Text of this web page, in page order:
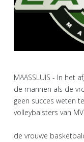
MAASSLUIS - In het
de mannen als de
geen succes weten
volleybalsters van
de vrouwe